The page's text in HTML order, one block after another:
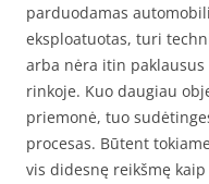
parduodamas
eksploatuotas, turi
arba nėra itin
rinkoje. Kuo daugiau
priemonė, tuo
procesas. Būtent
vis didesnę reikšmę